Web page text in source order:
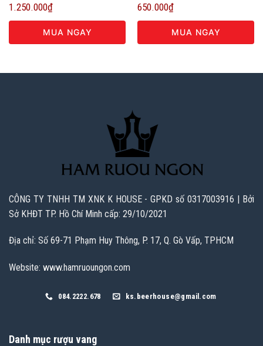
1.250.000₫
MUA NGAY
650.000₫
MUA NGAY
CÔNG TY TNHH TM XNK K HOUSE - GPKD số 0317003916 | Bởi
Sở KHĐT TP. Hồ Chí Minh cấp: 29/10/2021
Địa chỉ: Số 69-71 Phạm Huy Thông, P. 17, Q. Gò Vấp, TPHCM
Website: www.hamruoungon.com
084.2222.678 ks.beerhouse@gmail.com
Danh mục rượu vang